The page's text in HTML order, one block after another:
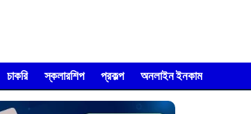
চাকরি স্কলারশিপ প্রকল্প অনলাইন ইনকাম